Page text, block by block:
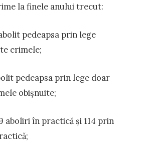
la finele anului trecut:
pedeapsa prin lege
crimele;
pedeapsa prin lege doar
obișnuite;
aboliri în practică și 114 prin